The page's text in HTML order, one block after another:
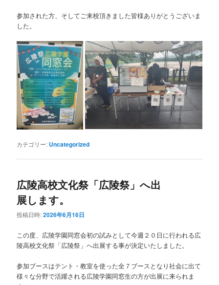
参加された方、そしてご来校頂きました皆様ありがとうございま
した。
カテゴリー: Uncategorized
広陵高校文化祭「広陵祭」へ出
展します。
投稿日時:2026年6月16日
この度、広陵学園同窓会初の試みとして今週２０日に行われる広
陵高校文化祭「広陵祭」へ出展する事が決定いたしました。
参加ブースはテント・教室を使った全７ブースとなり社会に出て
様々な分野で活躍される広陵学園同窓生の方が出展に来られま